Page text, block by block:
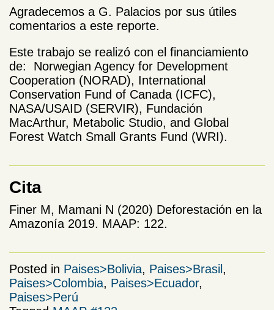
Agradecemos a G. Palacios por sus útiles
comentarios a este reporte.
Este trabajo se realizó con el financiamiento
de: Norwegian Agency for Development
Cooperation (NORAD), International
Conservation Fund of Canada (ICFC),
NASA/USAID (SERVIR), Fundación
MacArthur, Metabolic Studio, and Global
Forest Watch Small Grants Fund (WRI).
Cita
Finer M, Mamani N (2020) Deforestación en la
Amazonía 2019. MAAP: 122.
Posted in Paises>Bolivia, Paises>Brasil ,
Paises>Colombia, Paises>Ecuador,
Paises>Perú